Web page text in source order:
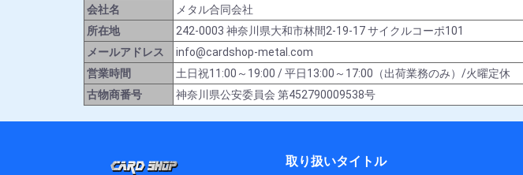
会社名
メタル合同会社
所在地
242-0003 神奈川県大和市林間2-19-17 サイクルコーポ101
メールアドレス
info@cardshop-metal.com
営業時間
土日祝11:00～19:00 / 平日13:00～17:00（出荷業務のみ）/火曜定休
古物商番号
神奈川県公安委員会 第452790009538号
取り扱いタイトル